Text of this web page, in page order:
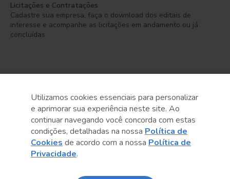
Licitações e Contratações
Cadastre sua empresa, faça o download dos editais de
interesse e acompanhe as licitações em andamento ou já
concluídas.
Serviço Social do Comércio
Administração Regional no Estado de São Paulo
Sesc São Paulo por aí:
Utilizamos cookies essenciais para personalizar
e aprimorar sua experiência neste site. Ao
continuar navegando você concorda com estas
condições, detalhadas na nossa Política de
Cookies de acordo com a nossa Política de
Privacidade.